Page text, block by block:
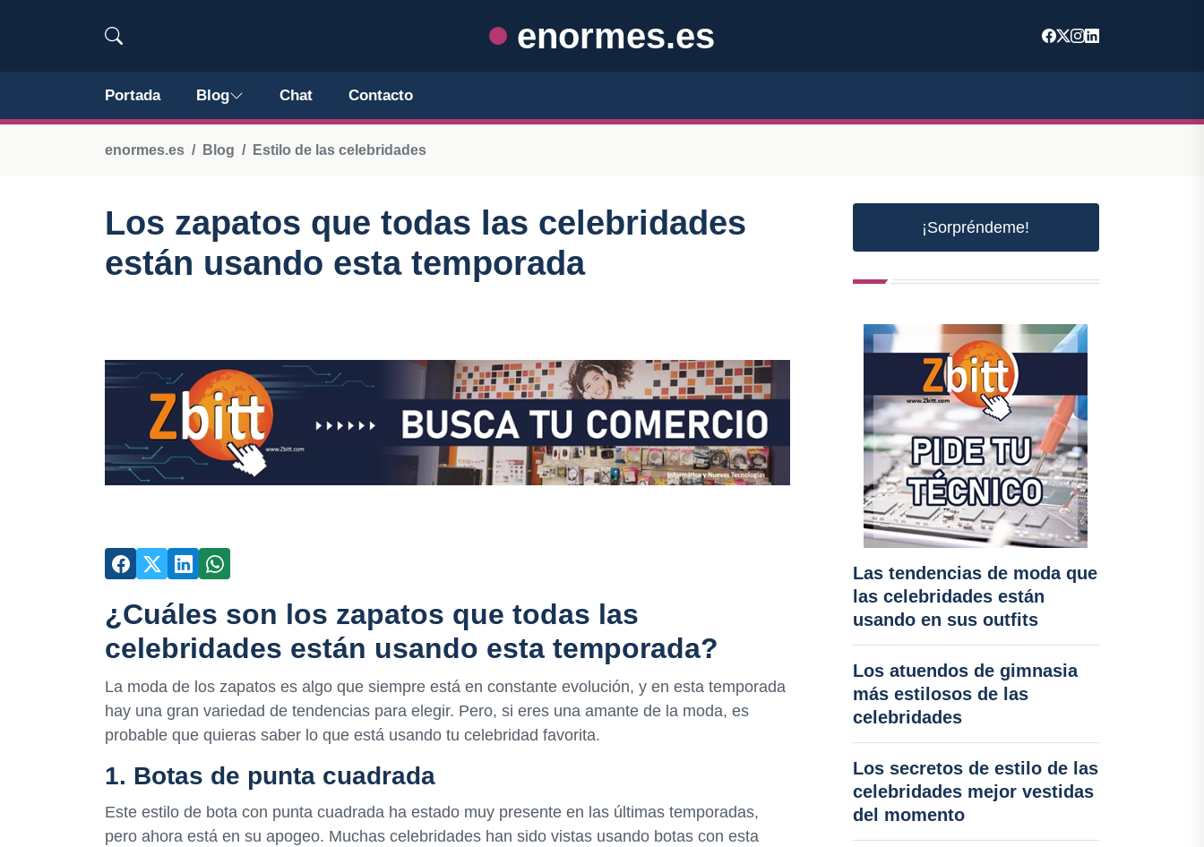
enormes.es
Portada Blog Chat Contacto
enormes.es Blog Estilo de las celebridades
Los zapatos que todas las celebridades
están usando esta temporada
¿Cuáles son los zapatos que todas las
celebridades están usando esta temporada?
La moda de los zapatos es algo que siempre está en constante evolución, y en esta temporada
hay una gran variedad de tendencias para elegir. Pero, si eres una amante de la moda, es
probable que quieras saber lo que está usando tu celebridad favorita.
1. Botas de punta cuadrada
Este estilo de bota con punta cuadrada ha estado muy presente en las últimas temporadas,
pero ahora está en su apogeo. Muchas celebridades han sido vistas usando botas con esta
¡Sorpréndeme!
Las tendencias de moda que
las celebridades están
usando en sus outfits
Los atuendos de gimnasia
más estilosos de las
celebridades
Los secretos de estilo de las
celebridades mejor vestidas
del momento